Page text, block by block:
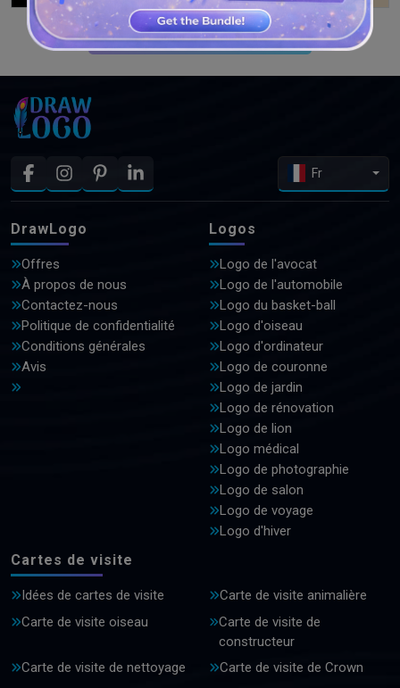
VOIR PLUS DE CONCEPTIONS
Fr
DrawLogo
Offres
À propos de nous
Contactez-nous
Politique de confidentialité
Conditions générales
Avis
Logos
Logo de l'avocat
Logo de l'automobile
Logo du basket-ball
Logo d'oiseau
Logo d'ordinateur
Logo de couronne
Logo de jardin
Logo de rénovation
Logo de lion
Logo médical
Logo de photographie
Logo de salon
Logo de voyage
Logo d'hiver
Cartes de visite
Idées de cartes de visite
Carte de visite animalière
Carte de visite oiseau
Carte de visite de
constructeur
Carte de visite de nettoyage
Carte de visite de Crown